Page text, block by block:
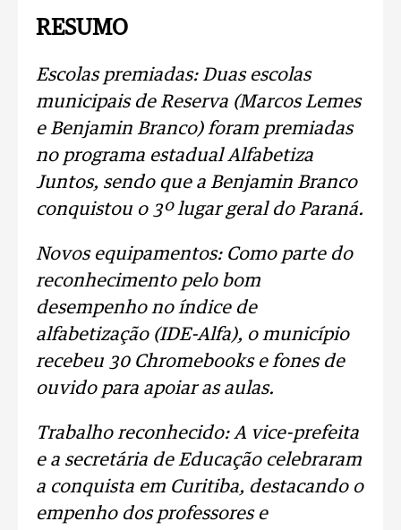
RESUMO
Escolas premiadas: Duas escolas
municipais de Reserva (Marcos Lemes
e Benjamin Branco) foram premiadas
no programa estadual Alfabetiza
Juntos, sendo que a Benjamin Branco
conquistou o 3º lugar geral do Paraná.
Novos equipamentos: Como parte do
reconhecimento pelo bom
desempenho no índice de
alfabetização (IDE-Alfa), o município
recebeu 30 Chromebooks e fones de
ouvido para apoiar as aulas.
Trabalho reconhecido: A vice-prefeita
e a secretária de Educação celebraram
a conquista em Curitiba, destacando o
empenho dos professores e